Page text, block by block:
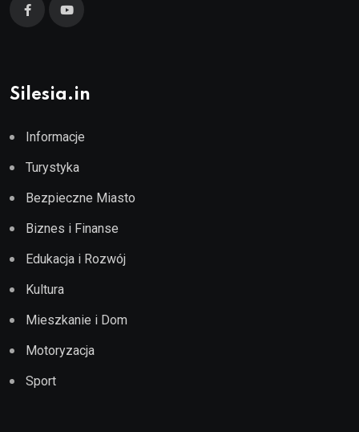
Silesia.in
Informacje
Turystyka
Bezpieczne Miasto
Biznes i Finanse
Edukacja i Rozwój
Kultura
Mieszkanie i Dom
Motoryzacja
Sport